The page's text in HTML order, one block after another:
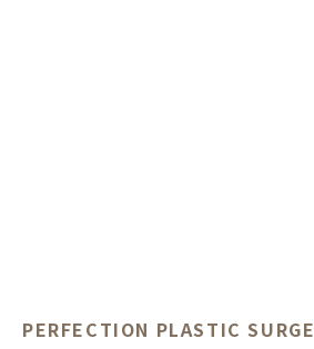
PERFECTION PLASTIC